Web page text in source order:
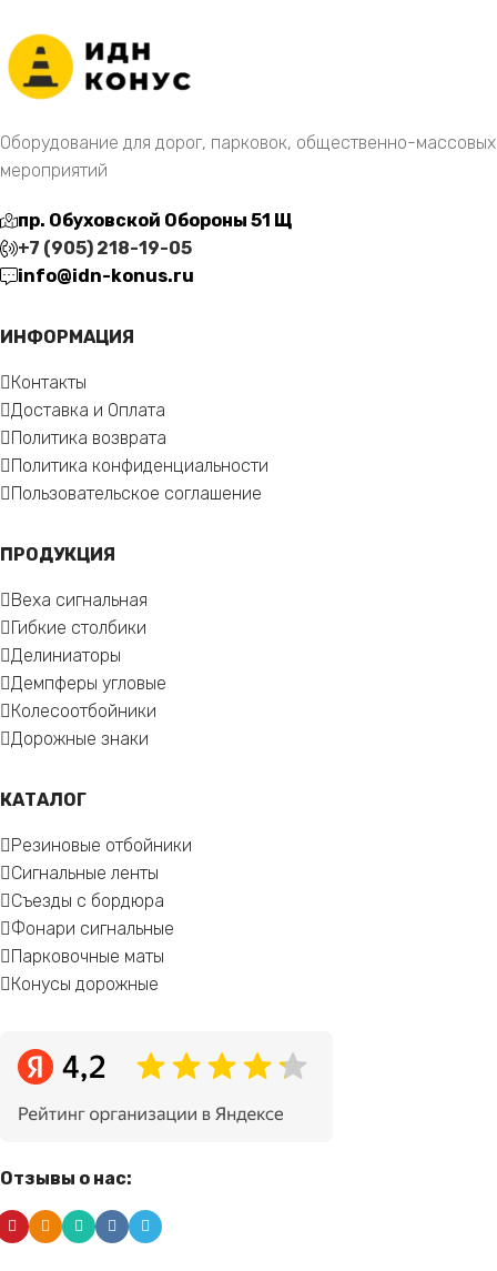
Оборудование для дорог, парковок, общественно-массовых
мероприятий
пр. Обуховской Обороны 51 Щ
+7 (905) 218-19-05
info@idn-konus.ru
ИНФОРМАЦИЯ
Контакты
Доставка и Оплата
Политика возврата
Политика конфиденциальности
Пользовательское соглашение
ПРОДУКЦИЯ
Веха сигнальная
Гибкие столбики
Делиниаторы
Демпферы угловые
Колесоотбойники
Дорожные знаки
КАТАЛОГ
Резиновые отбойники
Сигнальные ленты
Съезды с бордюра
Фонари сигнальные
Парковочные маты
Конусы дорожные
Отзывы о нас: